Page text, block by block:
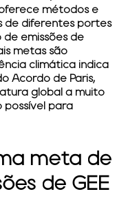
métodos e
de diferentes portes
emissões de
metas são
climática indica
Acordo de Paris,
global a muito
possível para
meta de
de GEE